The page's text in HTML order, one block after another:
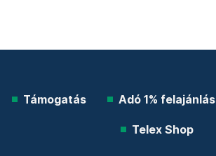
Támogatás Adó 1% felajánlás
Telex Shop